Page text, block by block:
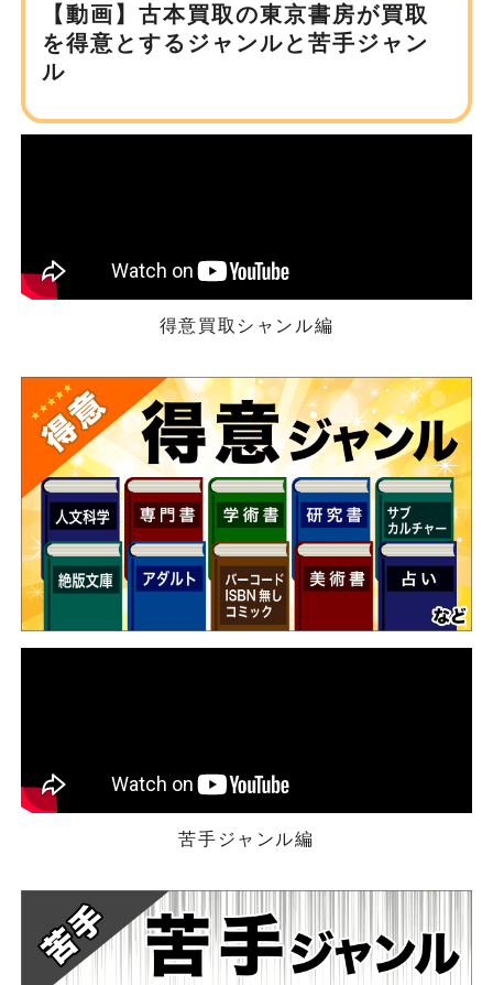
【動画】古本買取の東京書房が買取
を得意とするジャンルと苦手ジャン
ル
得意買取シャンル編
苦手ジャンル編